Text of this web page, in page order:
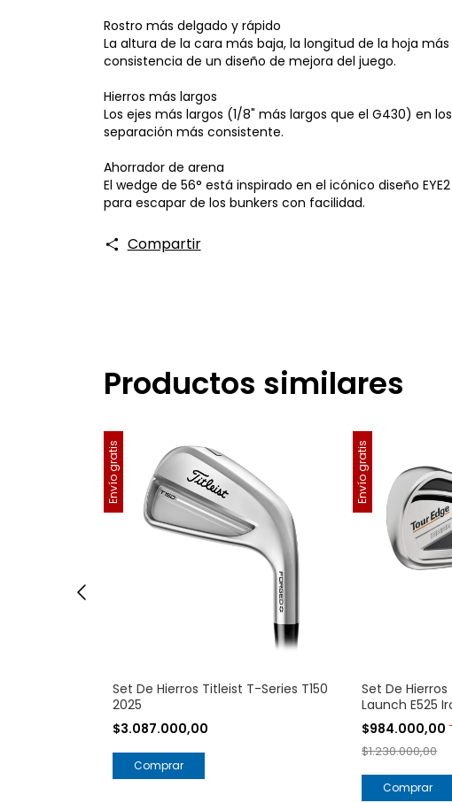
Rostro más delgado y rápido
La altura de la cara más baja, la longitud de la hoja
consistencia de un diseño de mejora del juego.
Hierros más largos
Los ejes más largos (1/8" más largos que el G430) en
separación más consistente.
Ahorrador de arena
El wedge de 56° está inspirado en el icónico diseño
para escapar de los bunkers con facilidad.
Compartir
Productos similares
Envío gratis
Set De Hierros Titleist T-Series T150
2025
$3.087.000,00
Comprar
Envío gratis
Set De
Launch E525
$984.000,00
$1.230.000,00
Comprar